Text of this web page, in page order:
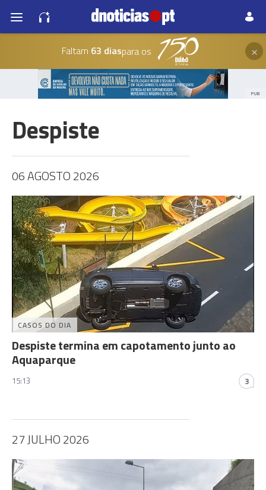
Faltam 63 diaspara os ×
PUB
Despiste
06 AGOSTO 2026
CASOS DO DIA
Despiste termina em capotamento junto ao
Aquaparque
15:13 3
27 JULHO 2026